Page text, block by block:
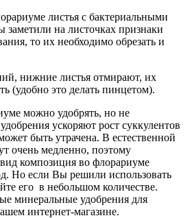
листья с бактериальными
заметили на листочках признаки
то их необходимо обрезать и
нижние листья отмирают, их
(удобно это делать пинцетом).
можно удобрять, но не
ускоряют рост суккулентов
быть утрачена. В естественной
очень медленно, поэтому
композиция во флорариуме
Но если Вы решили использовать
его в небольшом количестве.
минеральные удобрения для
интернет-магазине.